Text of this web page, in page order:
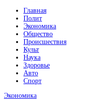
Главная
Полит
Экономика
Общество
Происшествия
Культ
Наука
Здоровье
Авто
Спорт
Экономика